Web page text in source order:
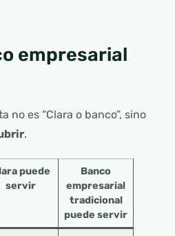
empresarial
no es “Clara o banco”, sino
.
puede
servir
Banco
empresarial
tradicional
puede servir